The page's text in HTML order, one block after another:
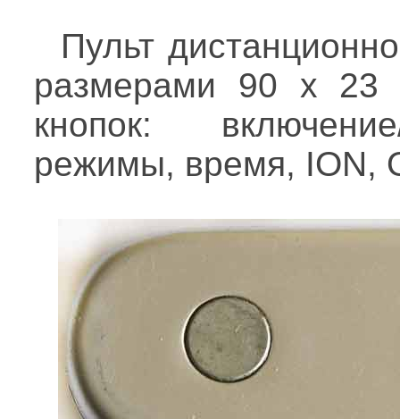
Пульт
размерами 90 х
кнопок:
режимы, время, ION,